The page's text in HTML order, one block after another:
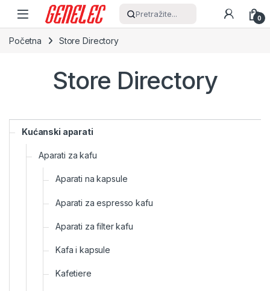
Skip to navigation
Skip to content
Pretražite... 0
Početna Store Directory
Store Directory
Kućanski aparati
Aparati za kafu
Aparati na kapsule
Aparati za espresso kafu
Aparati za filter kafu
Kafa i kapsule
Kafetiere